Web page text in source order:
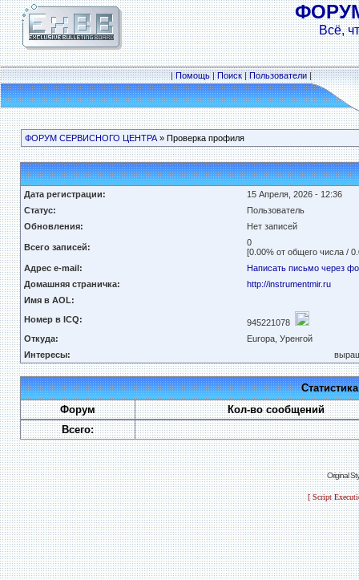
Всё,
|Помощь|Поиск|Пользователи|
ФОРУМ СЕРВИСНОГО ЦЕНТРА» Проверка профиля
Дата регистрации:
15 Апреля, 2026 - 12:36
Статус:
Пользователь
Обновления:
Нет записей
Всего записей:
0
[0.00% от общего числа /
Адрес e-mail:
Написать письмо через
Домашняя страничка:
http://instrumentmir.ru
Имя в AOL:
Номер в ICQ:
945221078
Откуда:
Europa, Уренгой
Интересы:
Форум
Кол-во сообщений
Всего:
Original
[ Script